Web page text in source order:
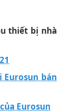
thiết bị nhà
bán
Eurosun